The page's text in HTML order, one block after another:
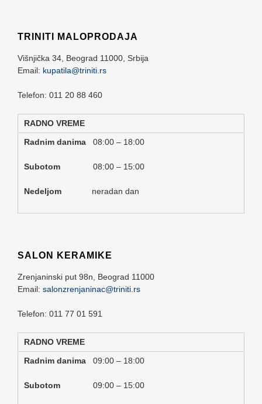
TRINITI MALOPRODAJA
Višnjička 34, Beograd 11000, Srbija
Email: kupatila@triniti.rs
Telefon: 011 20 88 460
RADNO VREME
Radnim danima 08:00 – 18:00
Subotom 08:00 – 15:00
Nedeljom neradan dan
SALON KERAMIKE
Zrenjaninski put 98n, Beograd 11000
Email: salonzrenjaninac@triniti.rs
Telefon: 011 77 01 591
RADNO VREME
Radnim danima 09:00 – 18:00
Subotom 09:00 – 15:00